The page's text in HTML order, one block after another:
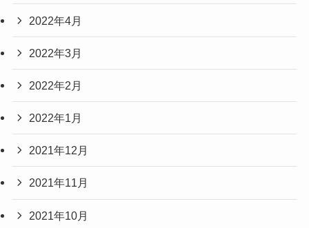
2022年4月
2022年3月
2022年2月
2022年1月
2021年12月
2021年11月
2021年10月